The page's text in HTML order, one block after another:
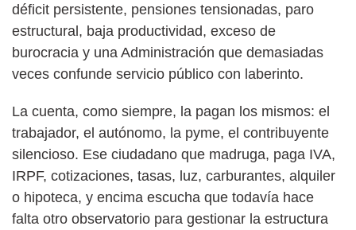
déficit persistente, pensiones tensionadas, paro
estructural, baja productividad, exceso de
burocracia y una Administración que demasiadas
veces confunde servicio público con laberinto.
La cuenta, como siempre, la pagan los mismos: el
trabajador, el autónomo, la pyme, el contribuyente
silencioso. Ese ciudadano que madruga, paga IVA,
IRPF, cotizaciones, tasas, luz, carburantes, alquiler
o hipoteca, y encima escucha que todavía hace
falta otro observatorio para gestionar la estructura